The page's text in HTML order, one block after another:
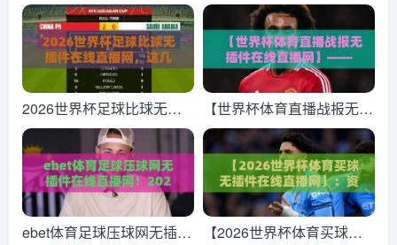
件在线直播网： (世界杯体
育直播网) 2026全新观赛体
验，告别卡顿与插件
件在线直播网】：2026年
球迷必备的高清观赛攻略与
避坑指南
2026世界杯足球比球无插
件在线直播网，这几个平台
让你免费看个够【2026世
界杯】
【世界杯体育直播战报无插
件在线直播网】——2026
年球迷必备观赛指南
ebet体育足球压球网无插件 【2026世界杯体育买球无